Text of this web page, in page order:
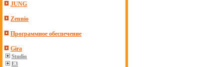
JUNG
Zennio
Программное обеспечение
Gira
Studio
E3